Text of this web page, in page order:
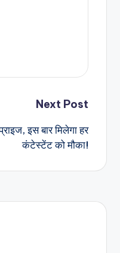
Next Post
इस बार मिलेगा हर
कंटेस्टेंट को मौका!